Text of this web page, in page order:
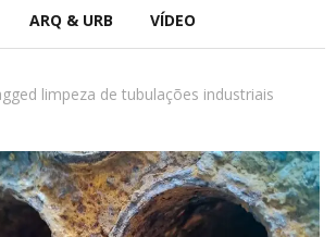
ARQ & URB VÍDEO
limpeza de tubulações industriais